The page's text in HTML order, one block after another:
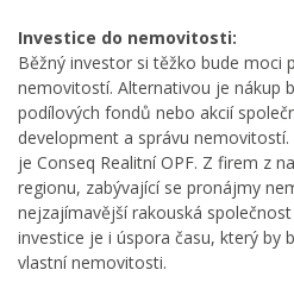
Investice do nemovitosti:
Běžný investor si těžko bude moci
nemovitostí. Alternativou je nákup
podílových fondů nebo akcií
development a správu
je Conseq Realitní OPF. Z firem z
regionu, zabývající se pronájmy
nejzajímavější rakouská
investice je i úspora času, který by
vlastní nemovitosti.